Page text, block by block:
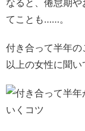
なると、倦怠期
てことも……。
付き合って半年
以上の女性に聞い